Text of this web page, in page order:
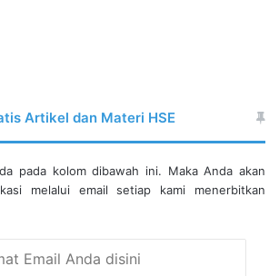
Artikel dan Materi HSE
pada kolom dibawah ini. Maka Anda akan
melalui email setiap kami menerbitkan